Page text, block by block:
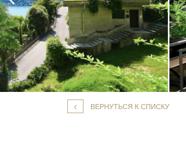
ВЕРНУТЬСЯ К СПИСКУ